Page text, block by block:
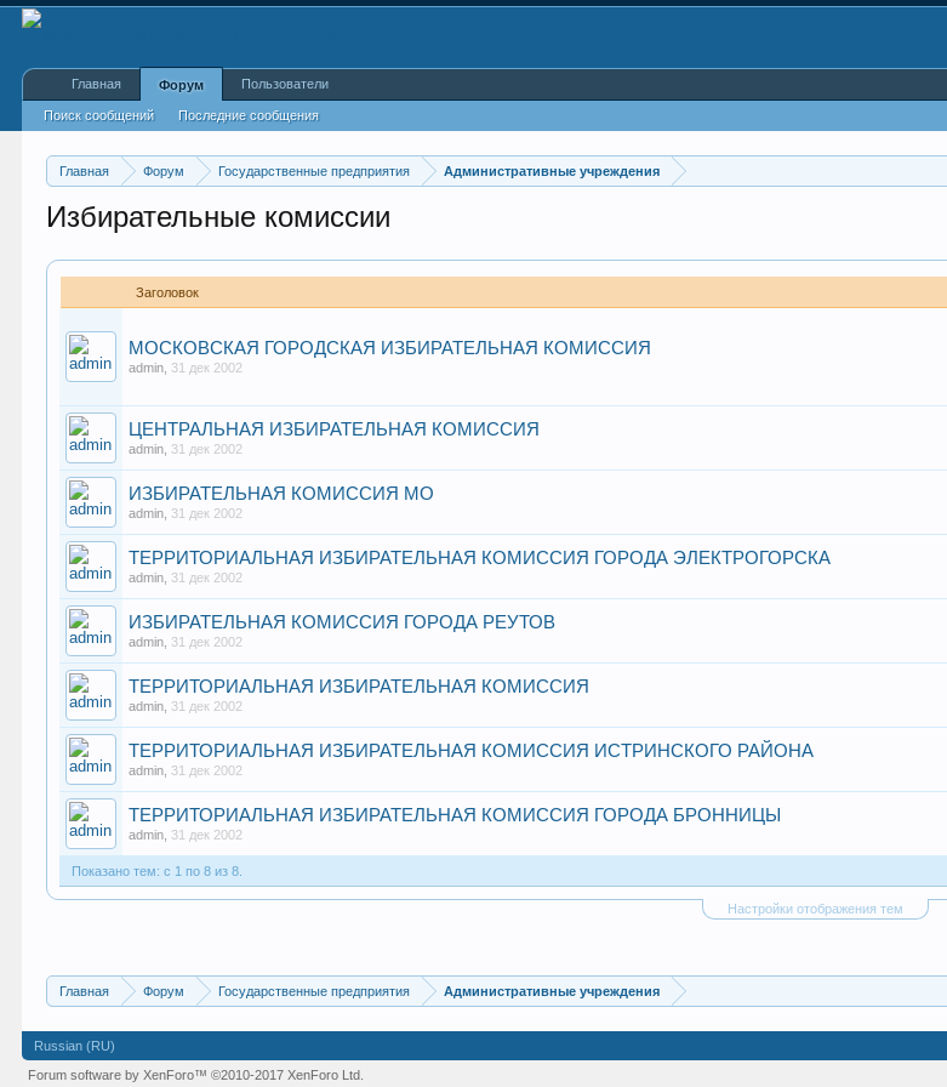
Главная Форум Государственные предприятия Административные учреждения
Избирательные комиссии
Заголовок
МОСКОВСКАЯ ГОРОДСКАЯ ИЗБИРАТЕЛЬНАЯ КОМИССИЯ
admin 31 дек 2002
ЦЕНТРАЛЬНАЯ ИЗБИРАТЕЛЬНАЯ КОМИССИЯ
admin 31 дек 2002
ИЗБИРАТЕЛЬНАЯ КОМИССИЯ МО
admin 31 дек 2002
ТЕРРИТОРИАЛЬНАЯ ИЗБИРАТЕЛЬНАЯ КОМИССИЯ ГОРОДА ЭЛЕКТРОГОРСКА
admin 31 дек 2002
ИЗБИРАТЕЛЬНАЯ КОМИССИЯ ГОРОДА РЕУТОВ
admin 31 дек 2002
ТЕРРИТОРИАЛЬНАЯ ИЗБИРАТЕЛЬНАЯ КОМИССИЯ
admin 31 дек 2002
ТЕРРИТОРИАЛЬНАЯ ИЗБИРАТЕЛЬНАЯ КОМИССИЯ ИСТРИНСКОГО РАЙОНА
admin 31 дек 2002
ТЕРРИТОРИАЛЬНАЯ ИЗБИРАТЕЛЬНАЯ КОМИССИЯ ГОРОДА БРОННИЦЫ
admin 31 дек 2002
Показано тем: с 1 по 8 из 8.
Настройки отображения тем
Главная Форум Государственные предприятия Административные учреждения
Главная Форум
Поиск сообщений Последние сообщения
Пользователи
Russian (RU)
Forum software by XenForo™©2010-2017 XenForo Ltd.